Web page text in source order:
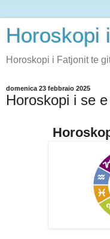
Horoskopi
Horoskopi i Fatjonit te
domenica 23 febbraio 2025
Horoskopi i se